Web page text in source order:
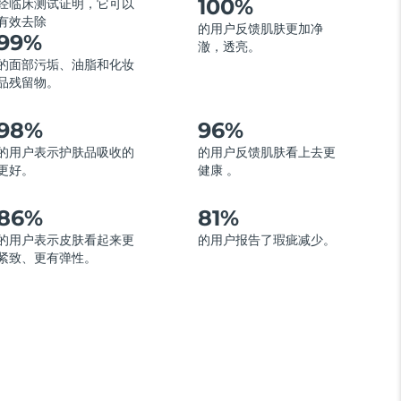
临床测试证明，它可以
效去除
面部污垢、油脂和化妆
残留物。
100%
的用户反馈肌肤更加净
澈，透亮。
用户表示护肤品吸收的
好。
96%
的用户反馈肌肤看上去更
健康 。
用户表示皮肤看起来更
致、更有弹性。
81%
的用户报告了瑕疵减少。